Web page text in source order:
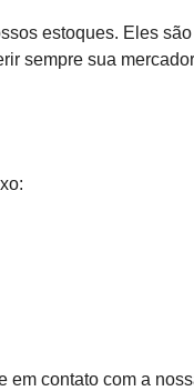
estoques. Eles
sempre sua
em contato com a